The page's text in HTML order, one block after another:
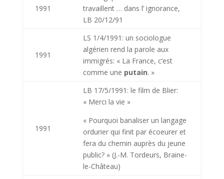
1991
travaillent … dans l’ ignorance,
LB 20/12/91
1991
LS 1/4/1991: un sociologue
algérien rend la parole aux
immigrés: « La France, c’est
comme une putain. »
1991
LB 17/5/1991: le film de Blier:
« Merci la vie »
« Pourquoi banaliser un langage
ordurier qui finit par écoeurer et
fera du chemin auprès du jeune
public? » (J.-M. Tordeurs, Braine-
le-Château)